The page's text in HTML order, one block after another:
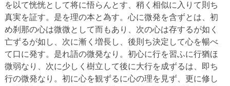
を以て恍恍として将に悟らんとす、稍く相似に入りて則ち
真実を証す。是を理の本と為す。心に微発を含ずとは、初
め刹那の心は微微として而もあり、次の心は存するが如く
亡ずるが如し、次に漸く増長し、後則ち決定して心を暢べ
て口に発す。是れ語の微発なり。初心に行を習ふに行猶ほ
微弱なり、次に少しく樹立して後に大行を成ずるは、即ち
行の微発なり。初に心を観ずるに心の理を見ず、更に修し